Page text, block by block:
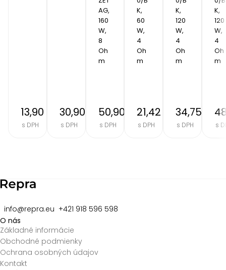
13,90 €
s DPH
30,90 €
s DPH
AG,
160
W,
8
Oh
m
50,90 €
s DPH
K,
60
W,
4
Oh
m
21,42 €
s DPH
K,
120
W,
4
Oh
m
34,75 €
s DPH
K,
120
W,
4
Oh
m
s
info@repra.eu +421 918 596 598
O nás
Základné informácie
Obchodné podmienky
Ochrana osobných údajov
Kontakt